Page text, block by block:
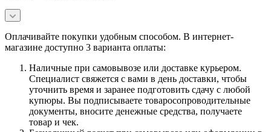
Оплачивайте покупки удобным способом. В интернет-
магазине доступно 3 варианта оплаты:
Наличные при самовывозе или доставке курьером.
Специалист свяжется с вами в день доставки, чтобы
уточнить время и заранее подготовить сдачу с любой
купюры. Вы подписываете товаросопроводительные
документы, вносите денежные средства, получаете
товар и чек.